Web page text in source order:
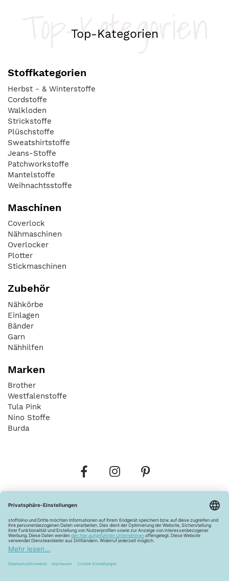
Top-Kategorien
Top-Kategorien
Stoffkategorien
Herbst - & Winterstoffe
Cordstoffe
Walkloden
Strickstoffe
Plüschstoffe
Sweatshirtstoffe
Jeans-Stoffe
Patchworkstoffe
Mantelstoffe
Weihnachtsstoffe
Maschinen
Coverlock
Nähmaschinen
Overlocker
Plotter
Stickmaschinen
Zubehör
Nähkörbe
Einlagen
Bänder
Garn
Nähhilfen
Marken
Brother
Westfalenstoffe
Tula Pink
Nino Stoffe
Burda
Widerrufsbelehrung Vertrag widerrufen
Barrierefreiheitserklärung